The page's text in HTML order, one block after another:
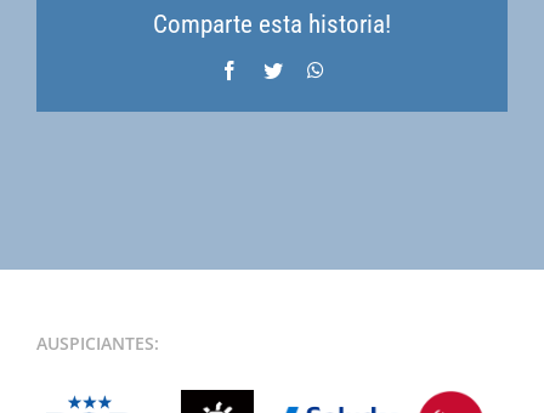
Comparte esta historia!
Facebook
Twitter
AUSPICIANTES: